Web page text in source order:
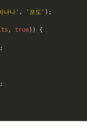
나나' , '포도' ) ;
, true) ) {
;
;